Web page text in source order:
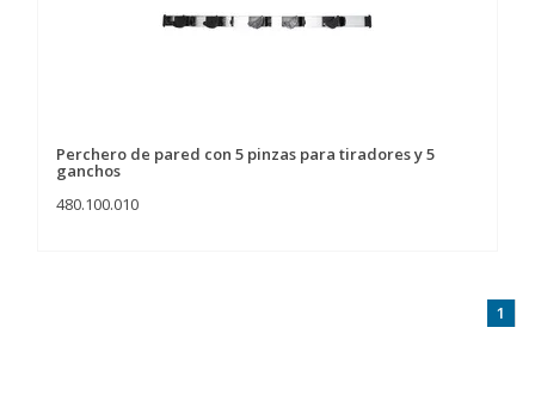
Perchero de pared con 5 pinzas para tiradores y 5
ganchos
480.100.010
1